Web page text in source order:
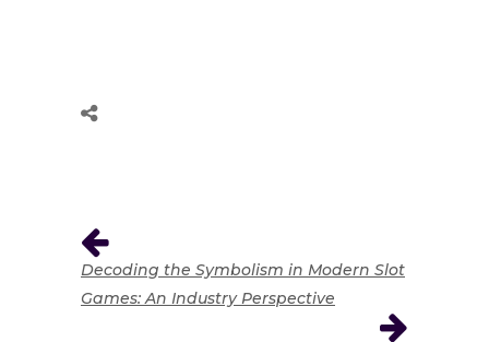
Decoding the Symbolism in Modern Slot
Games: An Industry Perspective